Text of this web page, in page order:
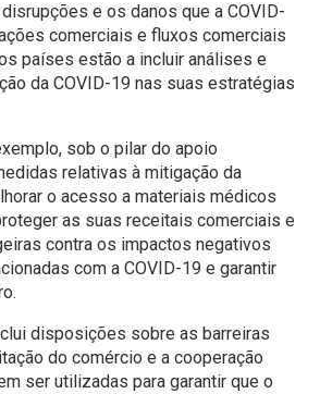
e os danos que a COVID-
comerciais e fluxos comerciais
países estão a incluir análises e
da COVID-19 nas suas estratégias
sob o pilar do apoio
relativas à mitigação da
o acesso a materiais médicos
as suas receitais comerciais e
contra os impactos negativos
com a COVID-19 e garantir
disposições sobre as barreiras
do comércio e a cooperação
ser utilizadas para garantir que o